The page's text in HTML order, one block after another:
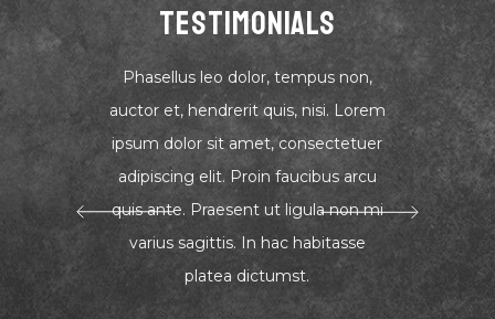
TESTIMONIALS
Phasellus leo dolor, tempus non,
auctor et, hendrerit quis, nisi. Lorem
ipsum dolor sit amet, consectetuer
adipiscing elit. Proin faucibus arcu
quis ante. Praesent ut ligula non mi
varius sagittis. In hac habitasse
platea dictumst.